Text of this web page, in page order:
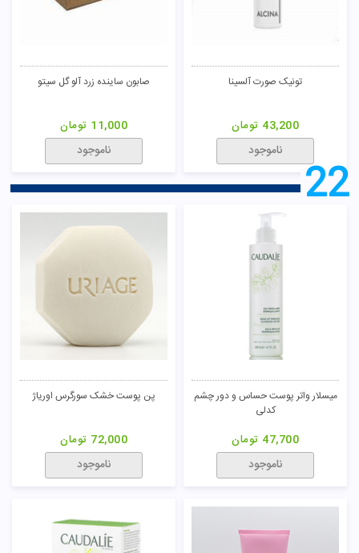
تونیک صورت آلسینا
43,200 تومان
ناموجود
صابون ساینده زرد آلو گل سیتو
11,000 تومان
ناموجود
22
میسلار واتر پوست حساس و دور چشم
کدلی
47,700 تومان
ناموجود
پن پوست خشک سورگرس اوریاژ
72,000 تومان
ناموجود